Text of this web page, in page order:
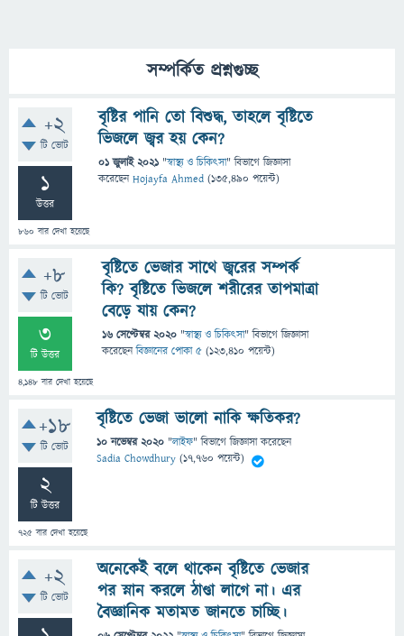
সম্পর্কিত প্রশ্নগুচ্ছ
+2
টি ভোট
1
উত্তর
860 বার দেখা হয়েছে
বৃষ্টির পানি তো বিশুদ্ধ, তাহলে বৃষ্টিতে
ভিজলে জ্বর হয় কেন?
01 জুলাই 2021 "স্বাস্থ্য ও চিকিৎসা" বিভাগে জিজ্ঞাসা
করেছেনHojayfa Ahmed (135,490 পয়েন্ট)
+8
টি ভোট
3
টি উত্তর
4,148 বার দেখা হয়েছে
বৃষ্টিতে ভেজার সাথে জ্বরের সম্পর্ক
কি? বৃষ্টিতে ভিজলে শরীরের তাপমাত্রা
বেড়ে যায় কেন?
16 সেপ্টেম্বর 2020 "স্বাস্থ্য ও চিকিৎসা" বিভাগে জিজ্ঞাসা
করেছেনবিজ্ঞানের পোকা ৫ (123,410 পয়েন্ট)
+18
টি ভোট
2
টি উত্তর
725 বার দেখা হয়েছে
বৃষ্টিতে ভেজা ভালো নাকি ক্ষতিকর?
10 নভেম্বর 2020 "লাইফ" বিভাগে জিজ্ঞাসাকরেছেন
Sadia Chowdhury (17,760 পয়েন্ট)
+2
টি ভোট
অনেকেই বলে থাকেন বৃষ্টিতে ভেজার
পর স্নান করলে ঠাণ্ডা লাগে না। এর
বৈজ্ঞানিক মতামত জানতে চাচ্ছি।